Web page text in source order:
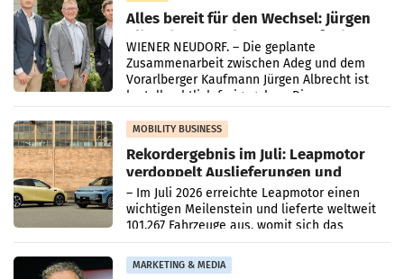
Alles bereit für den Wechsel: Jürgen
Albrecht setzt ab 1.1.2027 auf Adeg
WIENER NEUDORF. – Die geplante
Zusammenarbeit zwischen Adeg und dem
Vorarlberger Kaufmann Jürgen Albrecht ist
kartellrechtlich freigegeben: Die
Bundeswettbewerbsbehörde und der
Bundeskartellanwalt
MOBILITY BUSINESS
Rekordergebnis im Juli: Leapmotor
verdoppelt Auslieferungen und
überschreitet die 100.000er-Marke
– Im Juli 2026 erreichte Leapmotor einen
wichtigen Meilenstein und lieferte weltweit
101.267 Fahrzeuge aus, womit sich das
Ergebnis gegenüber Juli 2025 mehr als
verdoppelte (+102
MARKETING & MEDIA